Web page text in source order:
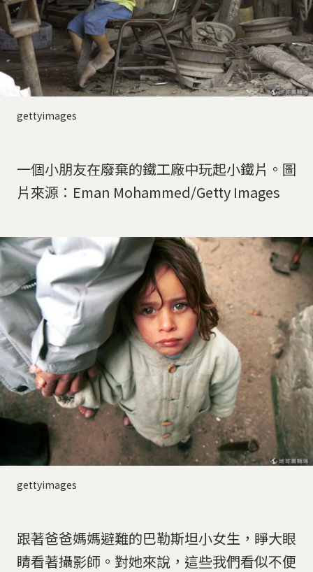
gettyimages
一個小朋友在廢棄的鐵工廠中玩起小鐵片。圖
片來源：Eman Mohammed/Getty Images
gettyimages
跟著爸爸媽媽避難的巴勒斯坦小女生，睜大眼
睛看著攝影師。對她來說，這些我們看似不便